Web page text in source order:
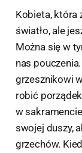
Kobieta, która
światło, ale
Można się w
nas
grzesznikowi
robić
w
swojej duszy,
grzechów.